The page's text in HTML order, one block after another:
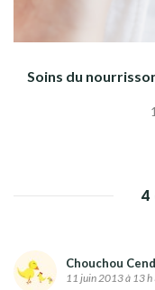
Soins du
4
Chouchou
11 juin 2013 à 13 h